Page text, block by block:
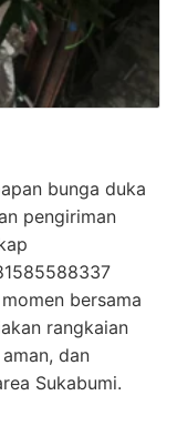
bunga duka
pengiriman
bersama
rangkaian
dan
Sukabumi.